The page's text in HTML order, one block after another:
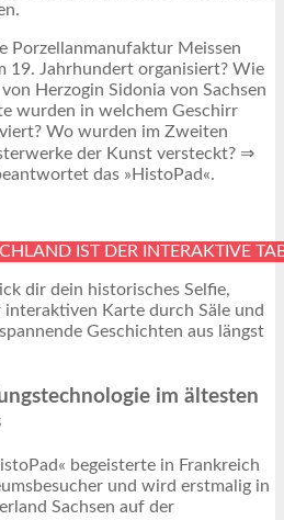
Porzellanmanufaktur Meissen
19. Jahrhundert organisiert? Wie
Herzogin Sidonia von Sachsen
wurden in welchem Geschirr
Wo wurden im Zweiten
der Kunst versteckt? ⇒
das »HistoPad«.
IST DER INTERAKTIVE
dir dein historisches Selfie,
Karte durch Säle und
Geschichten aus längst
im ältesten
begeisterte in Frankreich
und wird erstmalig in
Sachsen auf der